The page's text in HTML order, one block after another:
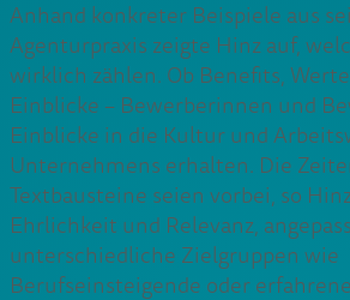
Anhand konkreter Beispiele aus
Agenturpraxis zeigte Hinz auf,
wirklich zählen. Ob Benefits,
Einblicke – Bewerberinnen und
Einblicke in die Kultur und
Unternehmens erhalten. Die
Textbausteine seien vorbei, so
Ehrlichkeit und Relevanz,
unterschiedliche Zielgruppen wie
Berufseinsteigende oder